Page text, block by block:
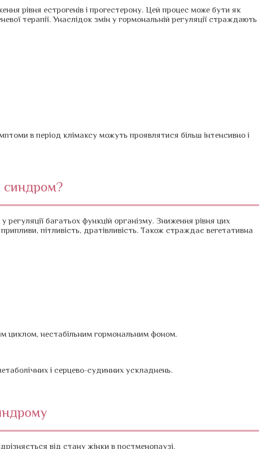
рівня естрогенів і прогестерону. Цей процес може бути як
терапії. Унаслідок змін у гормональній регуляції страждають
в період клімаксу можуть проявлятися більш інтенсивно і
синдром?
багатьох функцій організму. Зниження рівня цих
пітливість, дратівливість. Також страждає вегетативна
циклом, нестабільним гормональним фоном.
і серцево-судинних ускладнень.
від стану жінки в постменопаузі.